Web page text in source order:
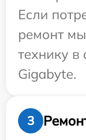
Если
ремонт
технику в
Gigabyte.
3